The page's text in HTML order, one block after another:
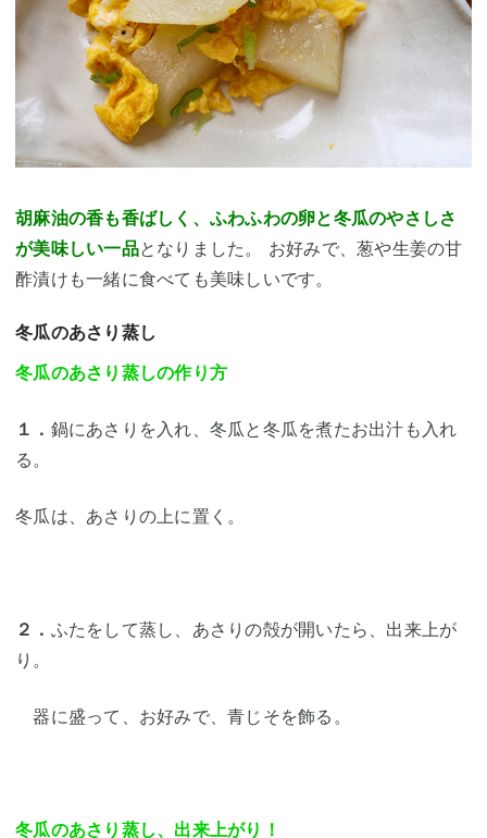
胡麻油の香も香ばしく、ふわふわの卵と冬瓜のやさしさ
が美味しい一品となりました。 お好みで、 葱や生姜の甘
酢漬けも一緒に食べても美味しいです。
冬瓜のあさり蒸し
冬瓜のあさり蒸しの作り方
１． 鍋にあさりを入れ、冬瓜と冬瓜を煮たお出汁も入れ
る。
冬瓜は、あさりの上に置く。
２． ふたをして蒸し、あさりの殻が開いたら、出来上が
り。
器に盛って、お好みで、 青じそを飾る。
冬瓜のあさり蒸し、出来上がり！